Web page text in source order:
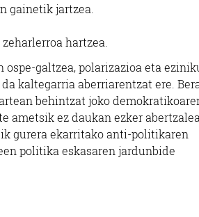
gainetik jartzea.
hartzea.
galtzea, polarizazioa eta
kaltegarria aberriarentzat ere.
behintzat joko
ametsik ez daukan ezker abertzalea.
gurera ekarritako anti-politikaren
politika eskasaren jardunbide